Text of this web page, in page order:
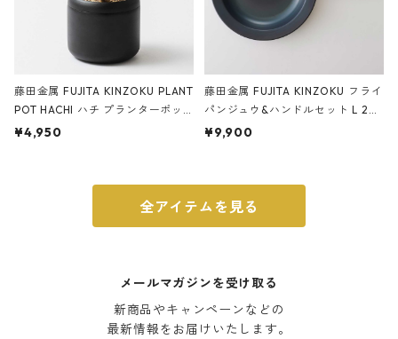
藤田金属 FUJITA KINZOKU PLANT
POT HACHI ハチ プランターポッ
ト 3号 ブラック
¥4,950
藤田金属 FUJITA KINZOKU フライ
パンジュウ&ハンドルセット L 24c
m ガス火・IH対応 鉄フライパン
¥9,900
全アイテムを見る
メールマガジンを受け取る
新商品やキャンペーンなどの
最新情報をお届けいたします。